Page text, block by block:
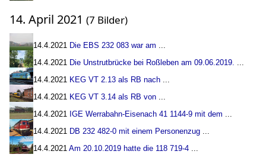
14. April 2021 (7 Bilder)
14.4.2021 Die EBS 232 083 war am ...
14.4.2021 Die Unstrutbrücke bei Roßleben am 09.06.2019. ...
14.4.2021 KEG VT 2.13 als RB nach ...
14.4.2021 KEG VT 3.14 als RB von ...
14.4.2021 IGE Werrabahn-Eisenach 41 1144-9 mit dem ...
14.4.2021 DB 232 482-0 mit einem Personenzug ...
14.4.2021 Am 20.10.2019 hatte die 118 719-4 ...